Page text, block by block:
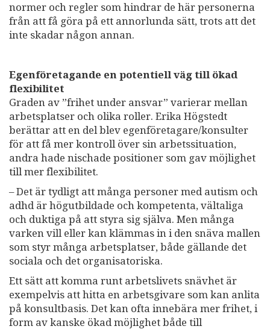
normer och regler som hindrar de här personerna
från att få göra på ett annorlunda sätt, trots att det
inte skadar någon annan.
Egenföretagande en potentiell väg till ökad
flexibilitet
Graden av ”frihet under ansvar” varierar mellan
arbetsplatser och olika roller. Erika Högstedt
berättar att en del blev egenföretagare/konsulter
för att få mer kontroll över sin arbetssituation,
andra hade nischade positioner som gav möjlighet
till mer flexibilitet.
– Det är tydligt att många personer med autism och
adhd är högutbildade och kompetenta, vältaliga
och duktiga på att styra sig själva. Men många
varken vill eller kan klämmas in i den snäva mallen
som styr många arbetsplatser, både gällande det
sociala och det organisatoriska.
Ett sätt att komma runt arbetslivets snävhet är
exempelvis att hitta en arbetsgivare som kan anlita
på konsultbasis. Det kan ofta innebära mer frihet, i
form av kanske ökad möjlighet både till